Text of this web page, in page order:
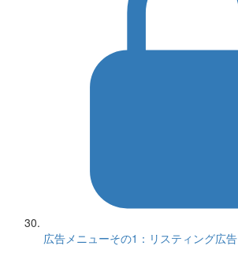
広告メニューその1：リスティング広告